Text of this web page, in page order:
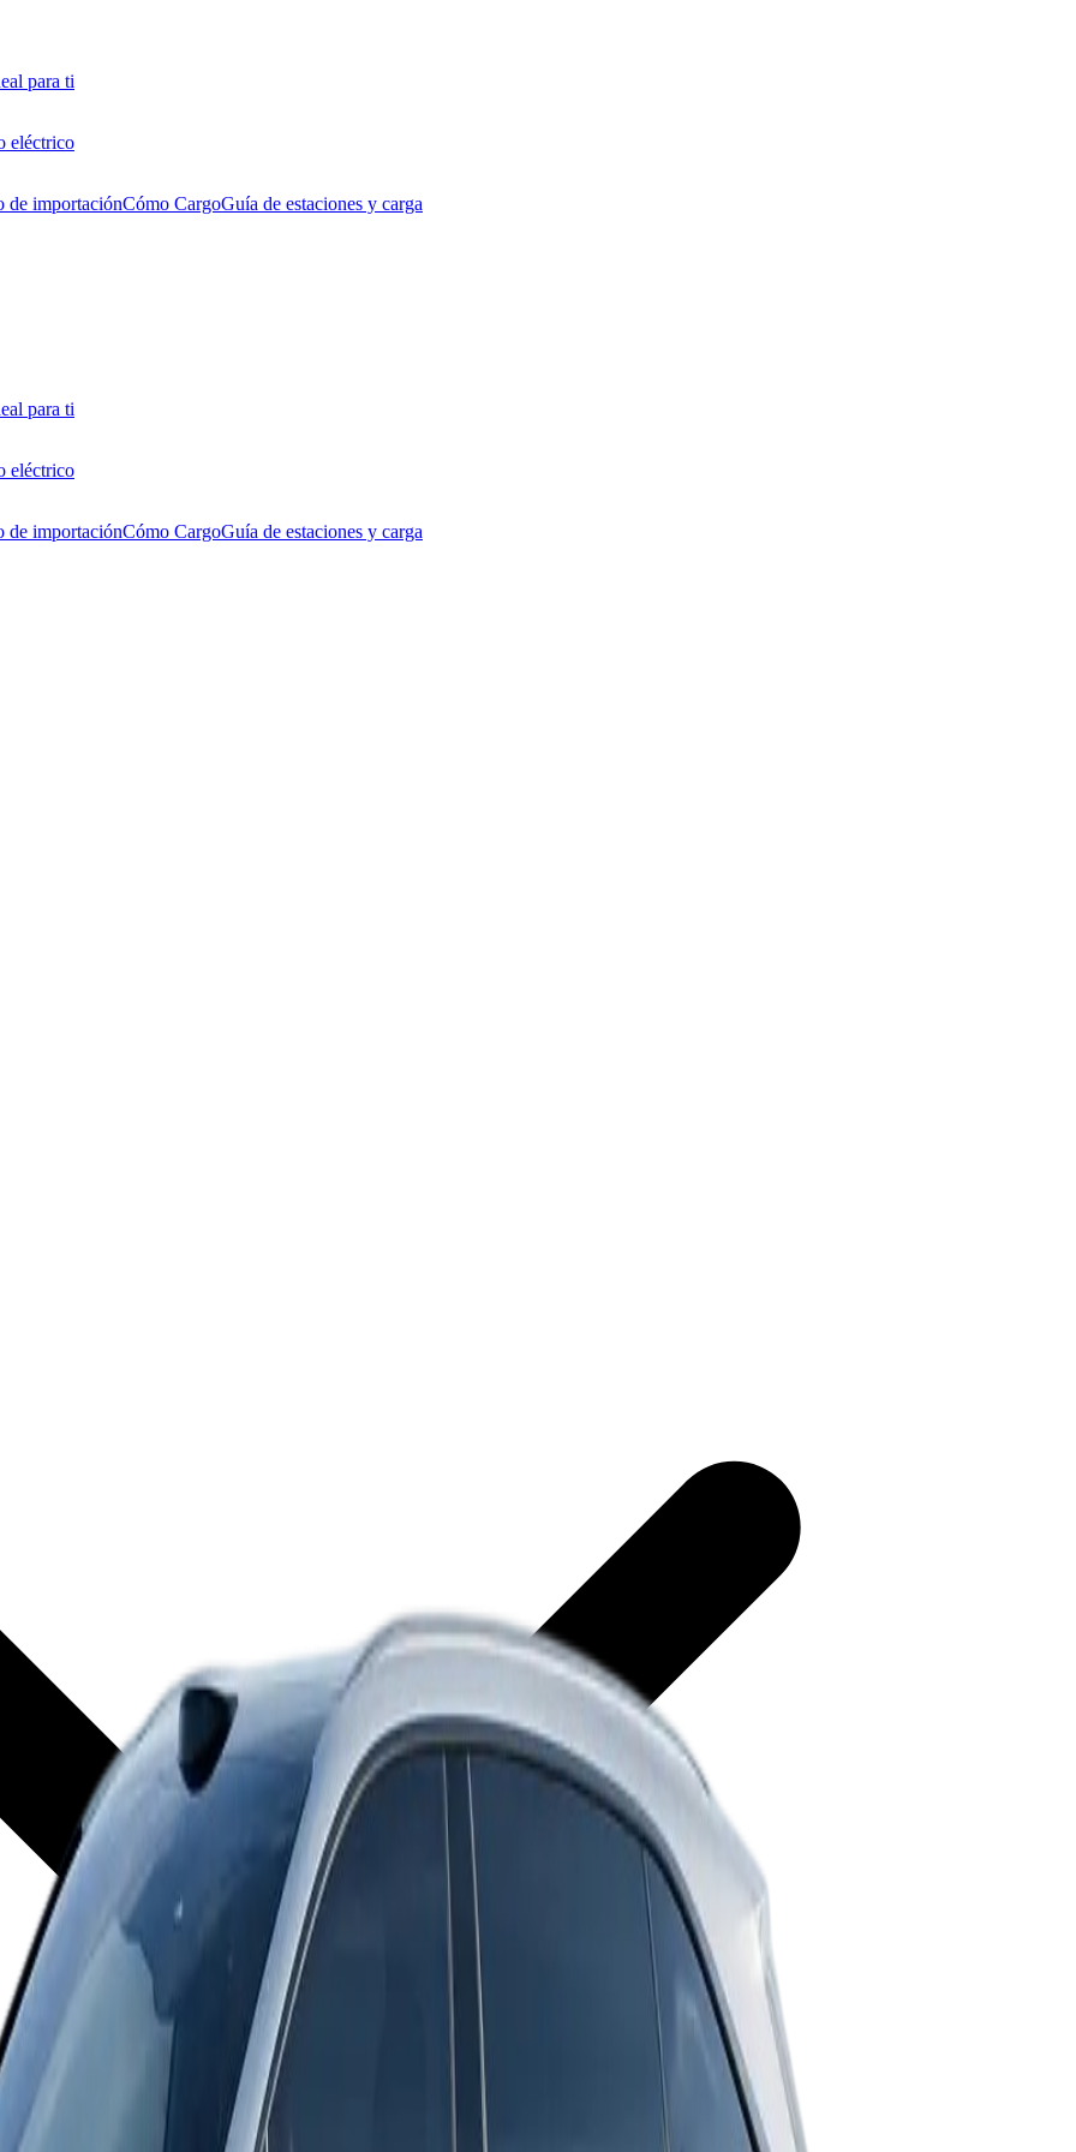
para ti
eléctrico
de importaciónCómo CargoGuía de estaciones y carga
para ti
eléctrico
de importaciónCómo CargoGuía de estaciones y carga